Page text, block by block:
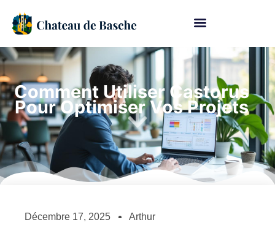
Comment Utiliser Castorus
Pour Optimiser Vos Projets
Décembre 17, 2025 Arthur